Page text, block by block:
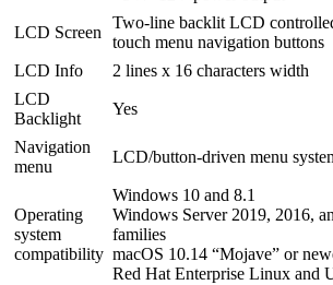
LCD Screen
Two-line backlit LCD
touch menu navigation buttons
LCD Info
2 lines x 16 characters width
LCD
Backlight
Yes
Navigation
menu
LCD/button-driven menu
Operating
system
compatibility
Windows 10 and 8.1
Windows Server 2019, 2016,
families
macOS 10.14 “Mojave” or
Red Hat Enterprise Linux and